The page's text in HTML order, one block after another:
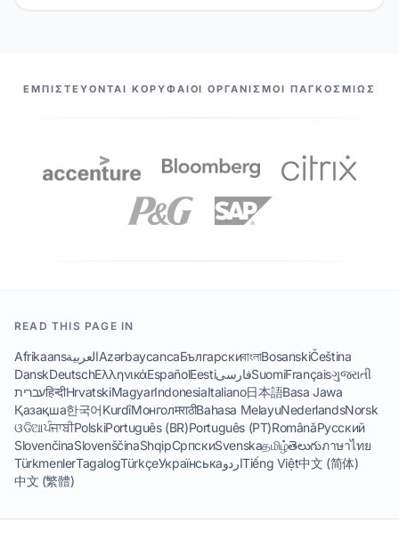
ΟΙ ΣΥΝΕΡΓΆΤΕΣ ΜΑΣ
ΕΜΠΙΣΤΕΎΟΝΤΑΙ ΚΟΡΥΦΑΊΟΙ ΟΡΓΑΝΙΣΜΟΊ ΠΑΓΚΟΣΜΊΩΣ
READ THIS PAGE IN
AfrikaansالعربيةAzərbaycancaБългарскиবাংলাBosanskiČeština
DanskDeutschΕλληνικάEspañolEestiفارسیSuomiFrançaisગુજરાતી
עבריתहिन्दीHrvatskiMagyarIndonesiaItaliano日本語Basa Jawa
Қазақша한국어KurdîМонголमराठीBahasa MelayuNederlandsNorsk
ଓଡିଆਪੰਜਾਬੀPolskiPortuguês (BR)Português (PT)RomânăРусский
SlovenčinaSlovenščinaShqipСрпскиSvenskaதமிழ்తెలుగుภาษาไทย
TürkmenlerTagalogTürkçeУкраїнськаاردوTiếng Việt中文 (简体)
中文 (繁體)